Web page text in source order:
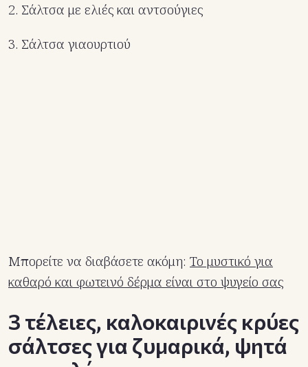
2. Σάλτσα με ελιές και αντσούγιες
3. Σάλτσα γιαουρτιού
Μπορείτε να διαβάσετε ακόμη: Το μυστικό για
καθαρό και φωτεινό δέρμα είναι στο ψυγείο σας
3 τέλειες, καλοκαιρινές κρύες
σάλτσες για ζυμαρικά, ψητά